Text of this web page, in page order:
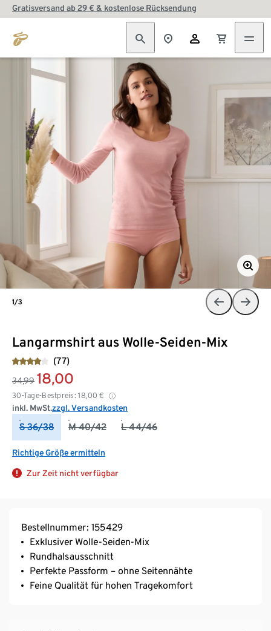
Gratisversand ab 29 € & kostenlose Rücksendung
Langarmshirt aus Wolle-Seiden-Mix
(77)
34,99 18,00
30-Tage-Bestpreis: 18,00 €
inkl. MwSt.zzgl. Versandkosten
S 36/38 M 40/42 L 44/46
Richtige Größe ermitteln
Zur Zeit nicht verfügbar
1/3
Bestellnummer: 155429
Exklusiver Wolle-Seiden-Mix
Rundhalsausschnitt
Perfekte Passform – ohne Seitennähte
Feine Qualität für hohen Tragekomfort